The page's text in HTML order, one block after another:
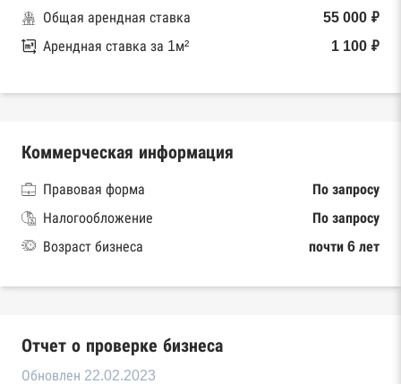
Общая арендная ставка
55 000 ₽
Арендная ставка за 1м²
1 100 ₽
Коммерческая информация
Правовая форма
По запросу
Налогообложение
По запросу
Возраст бизнеса
почти 6 лет
Отчет о проверке бизнеса
Обновлен 22.02.2023